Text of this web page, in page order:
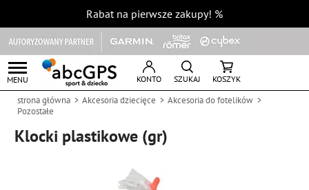
Rabat na pierwsze zakupy! %
MENU KONTO SZUKAJ KOSZYK
strona główna Akcesoria dziecięce
Akcesoria do fotelików
Pozostałe
Klocki plastikowe (gr)